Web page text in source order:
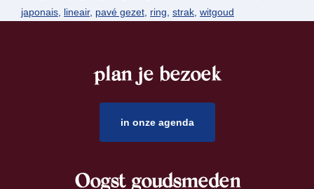
japonais lineair, pavé gezet ring strak witgoud
plan je bezoek
in onze agenda
Oogst goudsmeden